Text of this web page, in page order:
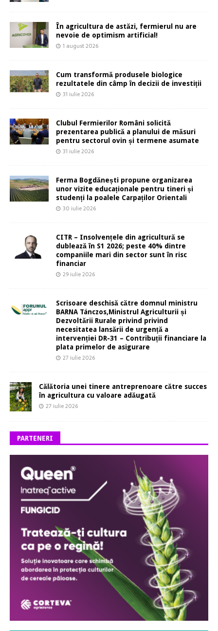
În agricultura de astăzi, fermierul nu are
nevoie de optimism artificial!
1 august 2026
Cum transformă produsele biologice
rezultatele din câmp în decizii de investiții
31 iulie 2026
Clubul Fermierilor Români solicită
prezentarea publică a planului de măsuri
pentru sectorul ovin și termene asumate
31 iulie 2026
Ferma Bogdănești propune organizarea
unor vizite educaționale pentru tineri și
studenți la poalele Carpaților Orientali
30 iulie 2026
CITR – Insolvențele din agricultură se
dublează în S1 2026; peste 40% dintre
companiile mari din sector sunt în risc
financiar
29 iulie 2026
Scrisoare deschisă către domnul ministru
BARNA Tánczos,Ministrul Agriculturii și
Dezvoltării Rurale privind privind
necesitatea lansării de urgență a
intervenției DR-31 – Contribuții financiare la
plata primelor de asigurare
27 iulie 2026
Călătoria unei tinere antreprenoare către succes
în agricultura cu valoare adăugată
27 iulie 2026
PARTENERI